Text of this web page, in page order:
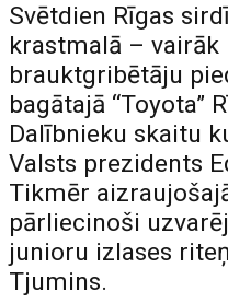
Svētdien Rīgas
krastmalā – vairāk
brauktgribētāju
bagātajā “Toyota”
Dalībnieku skaitu
Valsts prezidents
Tikmēr
pārliecinoši
junioru izlases
Tjumins.